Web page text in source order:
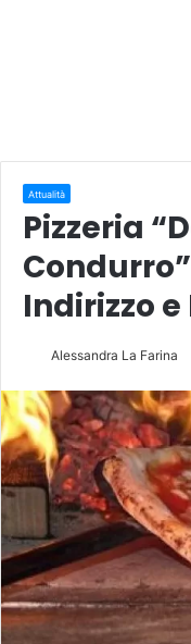
Attualità
Pizzeria
Indirizzo e
Alessandra La Farina